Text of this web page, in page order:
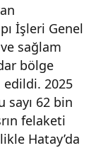
İşleri Genel
sağlam
bölge
2025
sayı 62 bin
felaketi
Hatay’da